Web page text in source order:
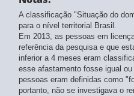
A classificação "Situação do
para o nível territorial Brasil.
Em 2013, as pessoas em
referência da pesquisa e que
inferior a 4 meses eram
esse afastamento fosse igual
pessoas eram definidas como
portanto, não se investigava o